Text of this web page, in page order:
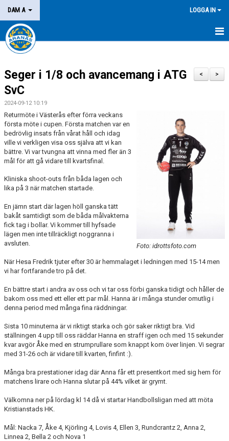
DAM A LOGGA IN
HEM
NYHETER
KALENDER
MATCHER
KONTAKT
>
<
Seger i 1/8 och avancemang i ATG
SvC
2024-09-12 10:19
Foto: idrottsfoto.com
Returmöte i Västerås efter förra veckans
första möte i cupen. Första matchen var en
bedrövlig insats från vårat håll och idag
ville vi verkligen visa oss själva att vi kan
bättre. Vi var tvungna att vinna med fler än 3
mål för att gå vidare till kvartsfinal.
Kliniska shoot-outs från båda lagen och
lika på 3 när matchen startade.
En jämn start där lagen höll ganska tätt
bakåt samtidigt som de båda målvakterna
fick tag i bollar. Vi kommer till hyfsade
lägen men inte tillräckligt noggranna i
avsluten.
När Hesa Fredrik tjuter efter 30 är hemmalaget i ledningen med 15-14 men
vi har fortfarande tro på det.
En bättre start i andra av oss och vi tar oss förbi ganska tidigt och håller de
bakom oss med ett eller ett par mål. Hanna är i många stunder omutlig i
denna period med många fina räddningar.
Sista 10 minuterna är vi riktigt starka och gör saker riktigt bra. Vid
ställningen 4 upp till oss räddar Hanna en straff igen och med 15 sekunder
kvar avgör Åke med en strumprullare som knappt kom över linjen. Vi segrar
med 31-26 och är vidare till kvarten, finfint :).
Många bra prestationer idag där Anna får ett presentkort med sig hem för
matchens lirare och Hanna slutar på 44% vilket är grymt.
Välkomna ner på lördag kl 14 då vi startar Handbollsligan med att möta
Kristianstads HK.
Mål: Nacka 7, Åke 4, Kjörling 4, Lovis 4, Ellen 3, Rundcrantz 2, Anna 2,
Linnea 2, Bella 2 och Nova 1